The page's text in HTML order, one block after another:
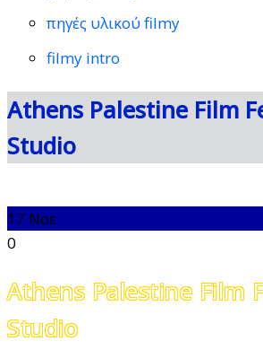
πηγές υλικού filmy
filmy intro
Athens Palestine Film
Studio
17 Νοε
0
Athens Palestine Film
Studio